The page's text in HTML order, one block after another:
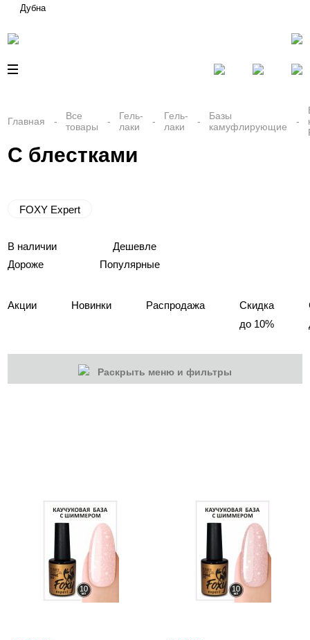
Дубна
Главная
Все
товары
Гель-
лаки
Гель-
лаки
Базы
камуфлирующие
С блестками
FOXY Expert
В наличии
Дешевле
Дороже
Популярные
Акции Новинки Распродажа
Скидка
до 10%
Раскрыть меню и фильтры
Распродажа
Гель-лаки
Акварельные "По-мокрому"
База камуфлирующая MIO Nails
База камуфлирующая Nogtika